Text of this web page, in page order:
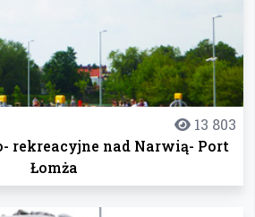
13 803
rekreacyjne nad Narwią- Port
Łomża